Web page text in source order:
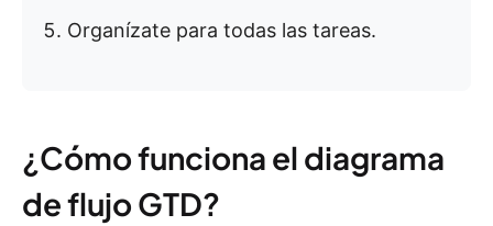
Organízate para todas las tareas.
¿Cómo funciona el diagrama
de flujo GTD?